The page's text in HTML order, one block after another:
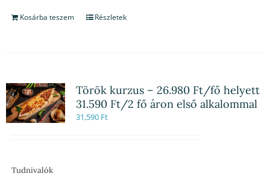
Kosárba teszem Részletek
Török kurzus – 26.980 Ft/fő helyett
31.590 Ft/2 fő áron első alkalommal
31,590 Ft
Tudnivalók